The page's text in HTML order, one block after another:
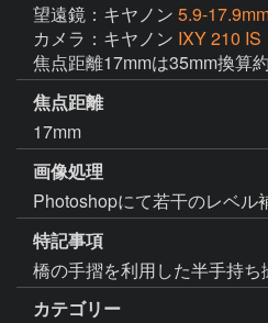
望遠鏡：キヤノン 5.9-
カメラ：キヤノン IXY 210 IS
焦点距離17mmは35mm換算
焦点距離
17mm
画像処理
Photoshopにて若干のレベル
特記事項
橋の手摺を利用した半手持ち
カテゴリー